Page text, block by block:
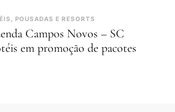
POUSADAS E RESORTS
Campos Novos – SC
em promoção de pacotes